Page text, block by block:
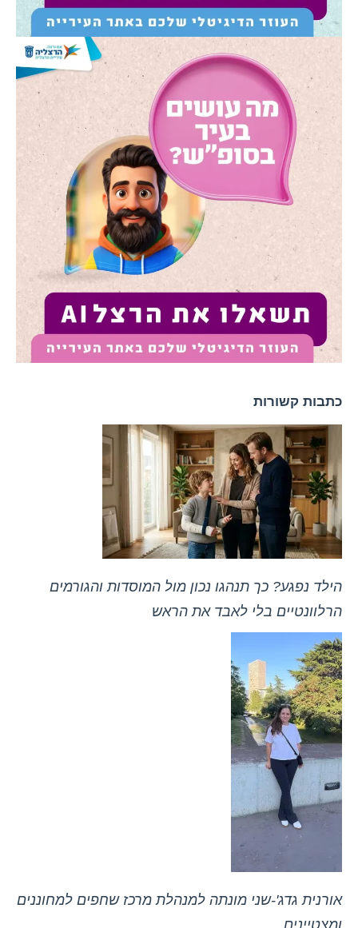
כתבות קשורות
הילד נפגע? כך תנהגו נכון מול המוסדות והגורמים
הרלוונטיים בלי לאבד את הראש
אורנית גדג'-שני מונתה למנהלת מרכז שחפים למחוננים